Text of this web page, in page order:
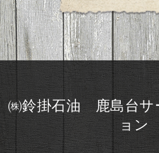
㈱鈴掛石油 鹿島台サ
ョン